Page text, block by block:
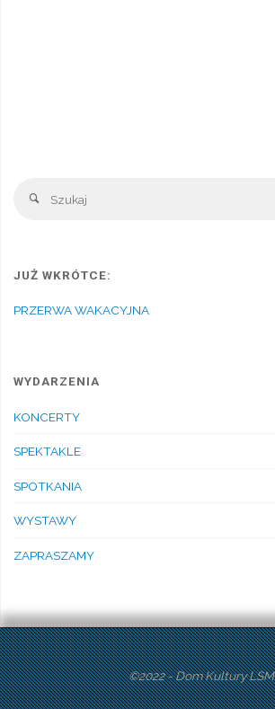
Szukaj
JUŻ WKRÓTCE:
PRZERWA WAKACYJNA
WYDARZENIA
KONCERTY
SPEKTAKLE
SPOTKANIA
WYSTAWY
ZAPRASZAMY
©2022 - Dom Kultury LSM